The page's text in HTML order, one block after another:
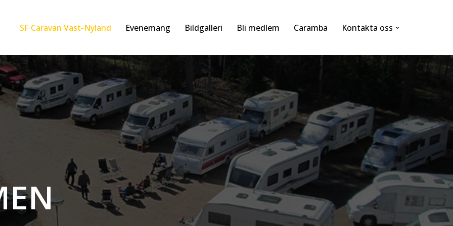
SF Caravan Väst-Nyland Evenemang Bildgalleri Bli medlem Caramba Kontakta oss